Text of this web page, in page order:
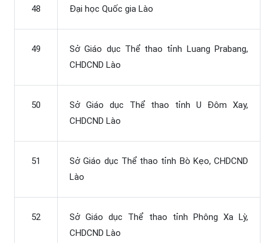
48 Đại học Quốc gia Lào
49
Sở Giáo dục Thể thao tỉnh Luang Prabang,
CHDCND Lào
50
Sở Giáo dục Thể thao tỉnh U Đôm Xay,
CHDCND Lào
51
Sở Giáo dục Thể thao tỉnh Bò Kẹo, CHDCND
Lào
52
Sở Giáo dục Thể thao tỉnh Phông Xa Lỳ,
CHDCND Lào